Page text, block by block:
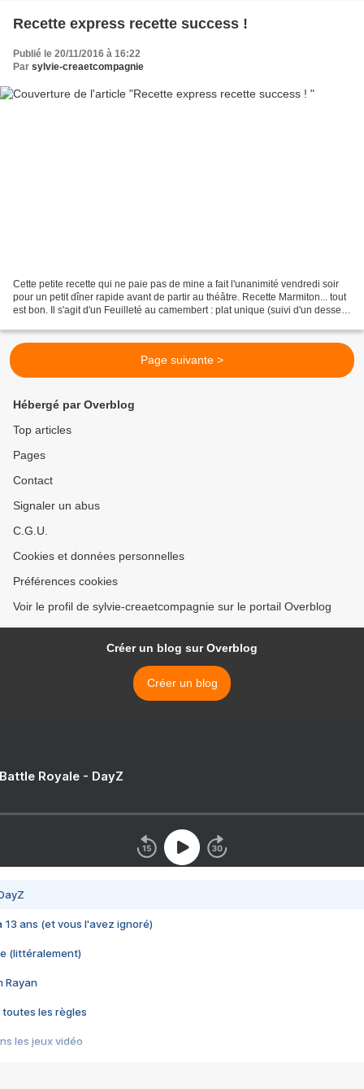
Recette express recette success !
Publié le 20/11/2016 à 16:22
Par sylvie-creaetcompagnie
Cette petite recette qui ne paie pas de mine a fait l'unanimité vendredi soir
pour un petit dîner rapide avant de partir au théâtre. Recette Marmiton... tout
est bon. Il s'agit d'un Feuilleté au camembert : plat unique (suivi d'un dessert)
Page suivante >
Hébergé par Overblog
Top articles
Pages
Contact
Signaler un abus
C.G.U.
Cookies et données personnelles
Préférences cookies
Voir le profil de sylvie-creaetcompagnie sur le portail Overblog
Créer un blog sur Overblog
Créer un blog
Royale - DayZ
13 ans (et vous l'avez ignoré)
(littéralement)
Rayan
toutes les règles
les jeux vidéo